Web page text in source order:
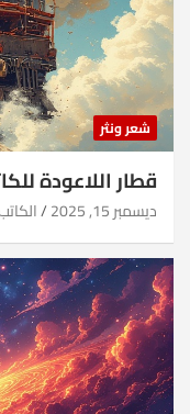
شعر ونثر
قطار اللاعودة
ديسمبر 15, 2025